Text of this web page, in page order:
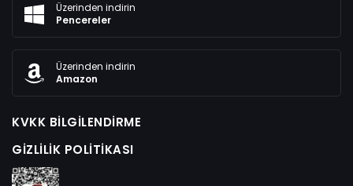
Üzerinden indirin
Pencereler
Üzerinden indirin
Amazon
KVKK BILGILENDIRME
GIZLILIK POLITIKASI